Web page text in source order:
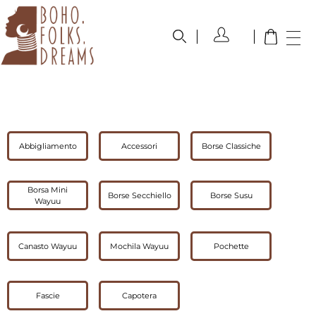
Abbigliamento Accessori Borse Classiche
Borsa Mini
Wayuu
Borse Secchiello Borse Susu
Canasto Wayuu Mochila Wayuu Pochette
Fascie Capotera